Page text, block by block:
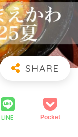
LINE Pocket